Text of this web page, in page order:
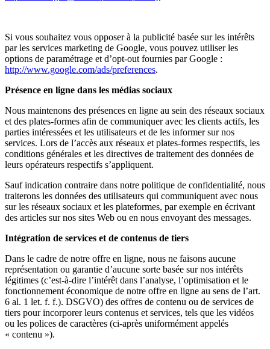
Si vous souhaitez vous opposer à la publicité basée sur les intérêts
par les services marketing de Google, vous pouvez utiliser les
options de paramétrage et d’opt-out fournies par Google :
http://www.google.com/ads/preferences.
Présence en ligne dans les médias sociaux
Nous maintenons des présences en ligne au sein des réseaux sociaux
et des plates-formes afin de communiquer avec les clients actifs, les
parties intéressées et les utilisateurs et de les informer sur nos
services. Lors de l’accès aux réseaux et plates-formes respectifs, les
conditions générales et les directives de traitement des données de
leurs opérateurs respectifs s’appliquent.
Sauf indication contraire dans notre politique de confidentialité, nous
traiterons les données des utilisateurs qui communiquent avec nous
sur les réseaux sociaux et les plateformes, par exemple en écrivant
des articles sur nos sites Web ou en nous envoyant des messages.
Intégration de services et de contenus de tiers
Dans le cadre de notre offre en ligne, nous ne faisons aucune
représentation ou garantie d’aucune sorte basée sur nos intérêts
légitimes (c’est-à-dire l’intérêt dans l’analyse, l’optimisation et le
fonctionnement économique de notre offre en ligne au sens de l’art.
6 al. 1 let. f. f.). DSGVO) des offres de contenu ou de services de
tiers pour incorporer leurs contenus et services, tels que les vidéos
ou les polices de caractères (ci-après uniformément appelés
« contenu »).